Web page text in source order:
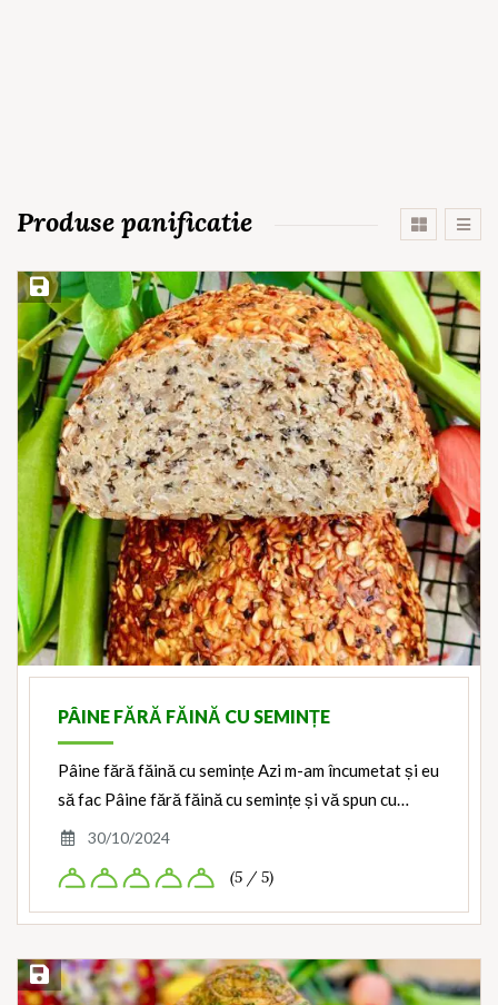
Produse panificatie
Save Recipe
PÂINE FĂRĂ FĂINĂ CU SEMINȚE
Pâine fără făină cu semințe Azi m-am încumetat și eu
să fac Pâine fără făină cu semințe și vă spun cu…
30/10/2024
(5 / 5)
Save Recipe